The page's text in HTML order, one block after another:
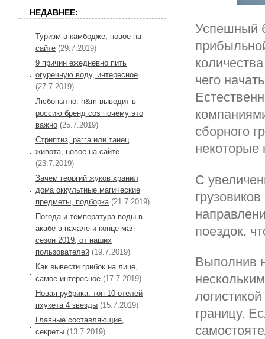
Успешный
чего
сборного
некоторые
С
поездок,
Выполнив
границу.
НЕДАВНЕЕ:
Туризм в камбодже, новое на
сайте (29.7.2019)
9 причин ежедневно пить
огуречную воду, интересное
(27.7.2019)
Любопытно: h&m выводит в
россию бренд cos почему это
важно (25.7.2019)
Стриптиз, рагга или танец
живота, новое на сайте
(23.7.2019)
Зачем георгий жуков хранил
дома оккультные магические
предметы, подборка (21.7.2019)
Погода и температура воды в
акабе в начале и конце мая
сезон 2019, от наших
пользователей (19.7.2019)
Как вывести грибок на лице,
самое интересное (17.7.2019)
Новая рубрика: топ-10 отелей
пхукета 4 звезды (15.7.2019)
Главные составляющие,
секреты (13.7.2019)